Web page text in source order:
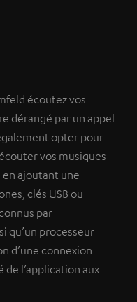
écoutez vos
dérangé par un appel
opter pour
vos musiques
ajoutant une
clés USB ou
par
qu’un processeur
d’une connexion
l’application aux